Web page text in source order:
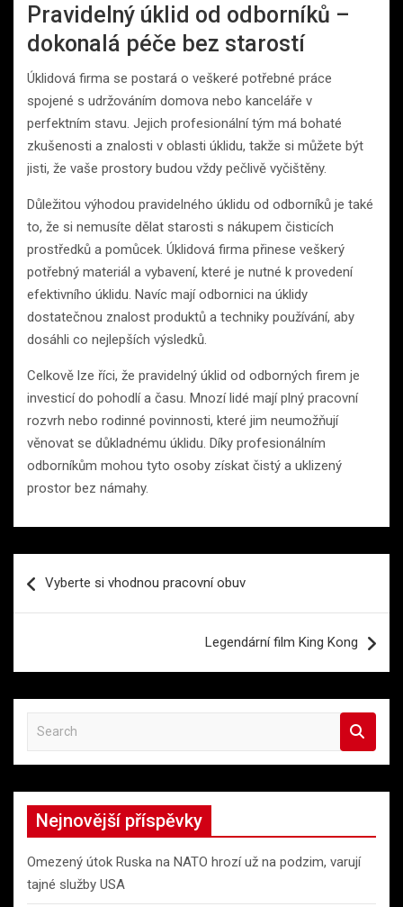
Pravidelný úklid od odborníků –
dokonalá péče bez starostí
Úklidová firma se postará o veškeré potřebné práce
spojené s udržováním domova nebo kanceláře v
perfektním stavu. Jejich profesionální tým má bohaté
zkušenosti a znalosti v oblasti úklidu, takže si můžete být
jisti, že vaše prostory budou vždy pečlivě vyčištěny.
Důležitou výhodou pravidelného úklidu od odborníků je také
to, že si nemusíte dělat starosti s nákupem čisticích
prostředků a pomůcek. Úklidová firma přinese veškerý
potřebný materiál a vybavení, které je nutné k provedení
efektivního úklidu. Navíc mají odbornici na úklidy
dostatečnou znalost produktů a techniky používání, aby
dosáhli co nejlepších výsledků.
Celkově lze říci, že pravidelný úklid od odborných firem je
investicí do pohodlí a času. Mnozí lidé mají plný pracovní
rozvrh nebo rodinné povinnosti, které jim neumožňují
věnovat se důkladnému úklidu. Díky profesionálním
odborníkům mohou tyto osoby získat čistý a uklizený
prostor bez námahy.
pro
Vyberte si vhodnou pracovní obuv
Legendární film King Kong
a
r
h
Nejnovější příspěvky
Omezený útok Ruska na NATO hrozí už na podzim, varují
tajné služby USA